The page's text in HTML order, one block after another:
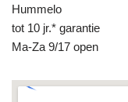
Hummelo
tot 10 jr.* garantie
Ma-Za 9/17 open